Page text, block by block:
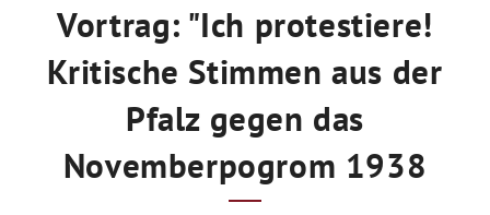
Vortrag: "Ich protestiere!
Kritische Stimmen aus der
Pfalz gegen das
Novemberpogrom 1938